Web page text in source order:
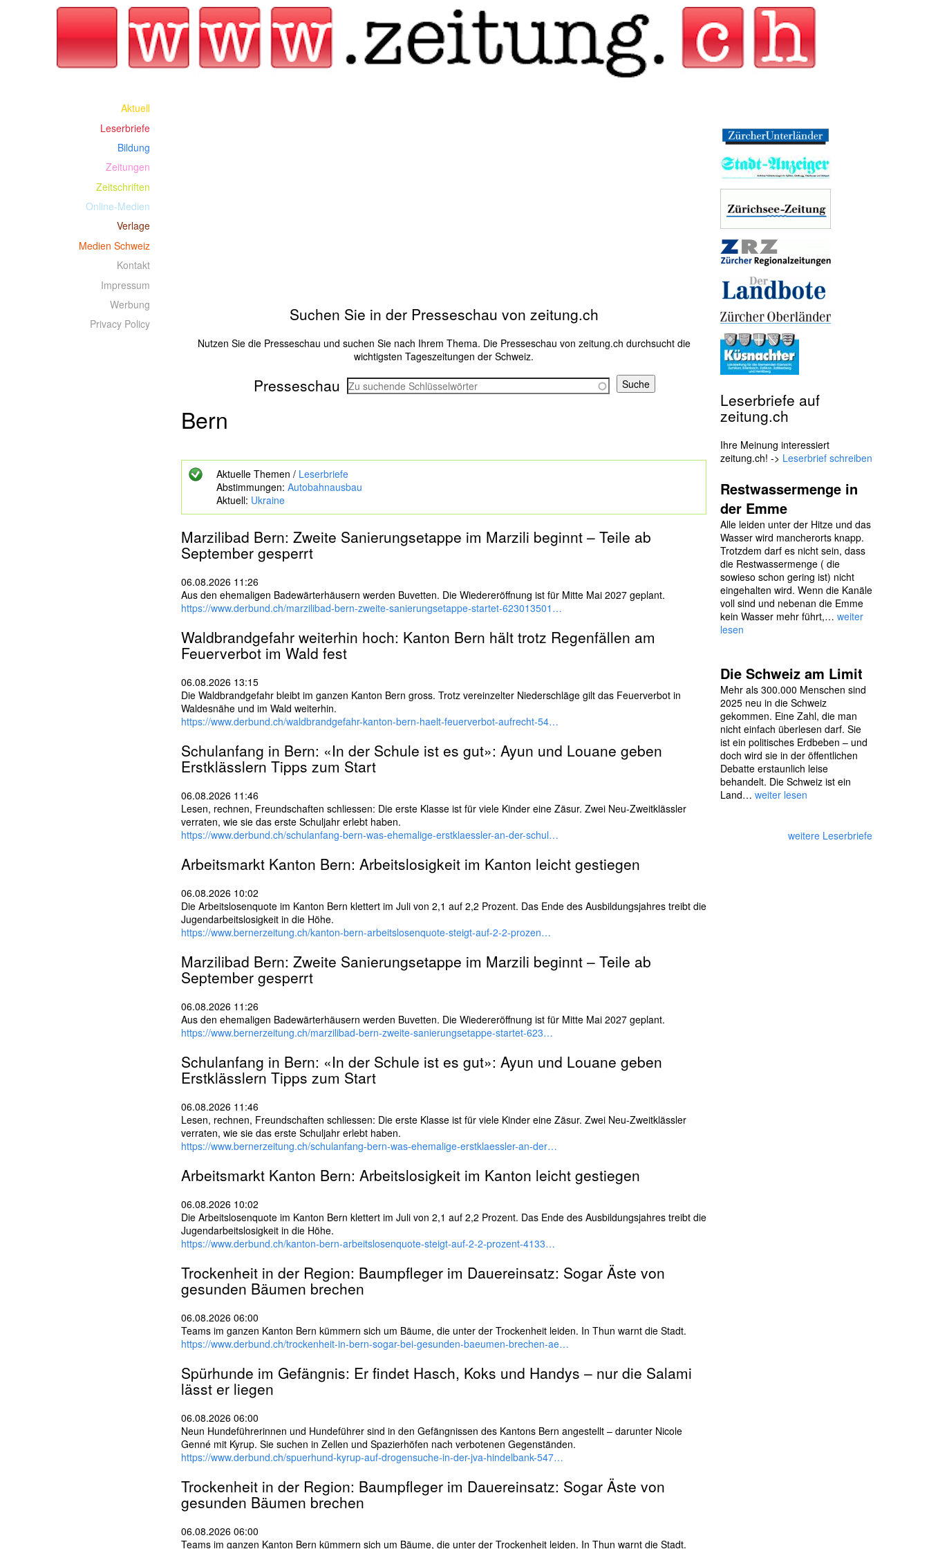
Jump to navigation
Suchen Sie in der Presseschau von zeitung.ch
Nutzen Sie die Presseschau und suchen Sie nach Ihrem Thema. Die Presseschau von zeitung.ch durchsucht die
wichtigsten Tageszeitungen der Schweiz.
Presseschau
s
u
e
S
c
h
l
s
s
e
w
ö
r
e
r
Bern
Aktuelle Themen / Leserbriefe
Abstimmungen: Autobahnausbau
Aktuell: Ukraine
Marzilibad Bern: Zweite Sanierungs­etappe im Marzili beginnt – Teile ab
September gesperrt
06.08.2026 11:26
Aus den ehemaligen Bade­wärter­häusern werden Buvetten. Die Wieder­eröffnung ist für Mitte Mai 2027 geplant.
https://www.derbund.ch/marzilibad-bern-zweite-sanierungsetappe-startet-623013501…
Waldbrandgefahr weiterhin hoch: Kanton Bern hält trotz Regenfällen am
Feuerverbot im Wald fest
06.08.2026 13:15
Die Waldbrandgefahr bleibt im ganzen Kanton Bern gross. Trotz vereinzelter Niederschläge gilt das Feuerverbot in
Waldesnähe und im Wald weiterhin.
https://www.derbund.ch/waldbrandgefahr-kanton-bern-haelt-feuerverbot-aufrecht-54…
Schulanfang in Bern: «In der Schule ist es gut»: Ayun und Louane geben
Erstklässlern Tipps zum Start
06.08.2026 11:46
Lesen, rechnen, Freundschaften schliessen: Die erste Klasse ist für viele Kinder eine Zäsur. Zwei Neu-Zweitklässler
verraten, wie sie das erste Schuljahr erlebt haben.
https://www.derbund.ch/schulanfang-bern-was-ehemalige-erstklaessler-an-der-schul…
Arbeitsmarkt Kanton Bern: Arbeitslosigkeit im Kanton leicht gestiegen
06.08.2026 10:02
Die Arbeits­losen­quote im Kanton Bern klettert im Juli von 2,1 auf 2,2 Prozent. Das Ende des Aus­bildungs­jahres treibt die
Jugend­arbeits­losigkeit in die Höhe.
https://www.bernerzeitung.ch/kanton-bern-arbeitslosenquote-steigt-auf-2-2-prozen…
Marzilibad Bern: Zweite Sanierungs­etappe im Marzili beginnt – Teile ab
September gesperrt
06.08.2026 11:26
Aus den ehemaligen Bade­wärter­häusern werden Buvetten. Die Wieder­eröffnung ist für Mitte Mai 2027 geplant.
https://www.bernerzeitung.ch/marzilibad-bern-zweite-sanierungsetappe-startet-623…
Schulanfang in Bern: «In der Schule ist es gut»: Ayun und Louane geben
Erstklässlern Tipps zum Start
06.08.2026 11:46
Lesen, rechnen, Freundschaften schliessen: Die erste Klasse ist für viele Kinder eine Zäsur. Zwei Neu-Zweitklässler
verraten, wie sie das erste Schuljahr erlebt haben.
https://www.bernerzeitung.ch/schulanfang-bern-was-ehemalige-erstklaessler-an-der…
Arbeitsmarkt Kanton Bern: Arbeitslosigkeit im Kanton leicht gestiegen
06.08.2026 10:02
Die Arbeits­losen­quote im Kanton Bern klettert im Juli von 2,1 auf 2,2 Prozent. Das Ende des Aus­bildungs­jahres treibt die
Jugend­arbeits­losigkeit in die Höhe.
https://www.derbund.ch/kanton-bern-arbeitslosenquote-steigt-auf-2-2-prozent-4133…
Trockenheit in der Region: Baumpfleger im Dauereinsatz: Sogar Äste von
gesunden Bäumen brechen
06.08.2026 06:00
Teams im ganzen Kanton Bern kümmern sich um Bäume, die unter der Trockenheit leiden. In Thun warnt die Stadt.
https://www.derbund.ch/trockenheit-in-bern-sogar-bei-gesunden-baeumen-brechen-ae…
Spürhunde im Gefängnis: Er findet Hasch, Koks und Handys – nur die Salami
lässt er liegen
06.08.2026 06:00
Neun Hundeführerinnen und Hundeführer sind in den Gefängnissen des Kantons Bern angestellt – darunter Nicole
Genné mit Kyrup. Sie suchen in Zellen und Spazierhöfen nach verbotenen Gegenständen.
https://www.derbund.ch/spuerhund-kyrup-auf-drogensuche-in-der-jva-hindelbank-547…
Trockenheit in der Region: Baumpfleger im Dauereinsatz: Sogar Äste von
gesunden Bäumen brechen
06.08.2026 06:00
Teams im ganzen Kanton Bern kümmern sich um Bäume, die unter der Trockenheit leiden. In Thun warnt die Stadt.
Aktuell
Leserbriefe
Bildung
Zeitungen
Zeitschriften
Online-Medien
Verlage
Medien Schweiz
Kontakt
Impressum
Werbung
Privacy Policy
Leserbriefe auf
zeitung.ch
Ihre Meinung interessiert
zeitung.ch! -> Leserbrief schreiben
Restwassermenge in
der Emme
Alle leiden unter der Hitze und das
Wasser wird mancherorts knapp.
Trotzdem darf es nicht sein, dass
die Restwassermenge ( die
sowieso schon gering ist) nicht
eingehalten wird. Wenn die Kanäle
voll sind und nebenan die Emme
kein Wasser mehr führt,… weiter
lesen
Die Schweiz am Limit
Mehr als 300.000 Menschen sind
2025 neu in die Schweiz
gekommen. Eine Zahl, die man
nicht einfach überlesen darf. Sie
ist ein politisches Erdbeben – und
doch wird sie in der öffentlichen
Debatte erstaunlich leise
behandelt. Die Schweiz ist ein
Land… weiter lesen
weitere Leserbriefe